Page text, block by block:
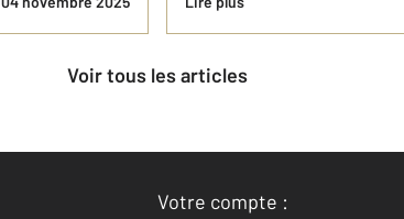
Voir tous les articles
Votre compte :